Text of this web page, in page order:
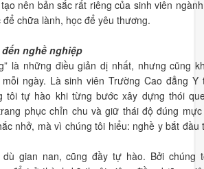
nên bản sắc rất riêng của sinh viên
chữa lành, học để yêu thương.
nghề nghiệp
là những điều giản dị nhất, nhưng cũng
ngày. Là sinh viên Trường Cao đẳng Y
tôi tự hào khi từng bước xây dựng thói
phục chỉn chu và giữ thái độ đúng
nhở, mà vì chúng tôi hiểu: nghề y bắt đầu
gian nan, cũng đầy tự hào. Bởi chúng